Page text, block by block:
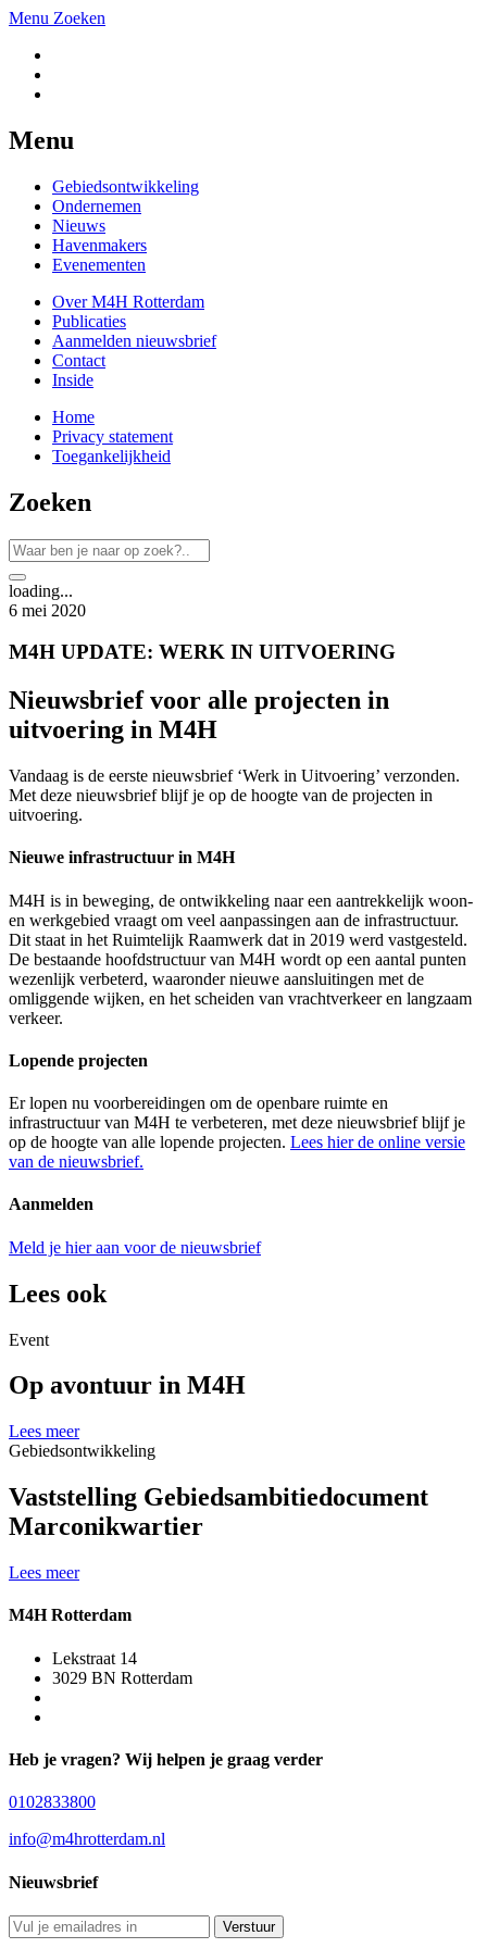
Menu Zoeken
Menu
Gebiedsontwikkeling
Ondernemen
Nieuws
Havenmakers
Evenementen
Over M4H Rotterdam
Publicaties
Aanmelden nieuwsbrief
Contact
Inside
Home
Privacy statement
Toegankelijkheid
Zoeken
loading...
6 mei 2020
M4H UPDATE: WERK IN UITVOERING
Nieuwsbrief voor alle projecten in
uitvoering in M4H
Vandaag is de eerste nieuwsbrief ‘Werk in Uitvoering’ verzonden.
Met deze nieuwsbrief blijf je op de hoogte van de projecten in
uitvoering.
Nieuwe infrastructuur in M4H
M4H is in beweging, de ontwikkeling naar een aantrekkelijk woon-
en werkgebied vraagt om veel aanpassingen aan de infrastructuur.
Dit staat in het Ruimtelijk Raamwerk dat in 2019 werd vastgesteld.
De bestaande hoofdstructuur van M4H wordt op een aantal punten
wezenlijk verbeterd, waaronder nieuwe aansluitingen met de
omliggende wijken, en het scheiden van vrachtverkeer en langzaam
verkeer.
Lopende projecten
Er lopen nu voorbereidingen om de openbare ruimte en
infrastructuur van M4H te verbeteren, met deze nieuwsbrief blijf je
op de hoogte van alle lopende projecten. Lees hier de online versie
van de nieuwsbrief.
Aanmelden
Meld je hier aan voor de nieuwsbrief
Lees ook
Event
Op avontuur in M4H
Lees meer
Gebiedsontwikkeling
Vaststelling Gebiedsambitiedocument
Marconikwartier
Lees meer
M4H Rotterdam
Lekstraat 14
3029 BN Rotterdam
Heb je vragen? Wij helpen je graag verder
0102833800
info@m4hrotterdam.nl
Nieuwsbrief
Verstuur